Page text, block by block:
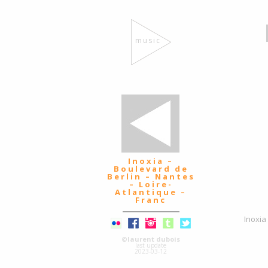
music
Inoxia –
Boulevard de
Berlin – Nantes
– Loire-
Atlantique –
Franc
©laurent dubois
last update
2023-03-12